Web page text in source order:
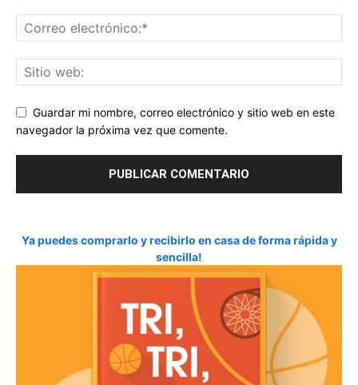
Guardar mi nombre, correo electrónico y sitio web en este
navegador la próxima vez que comente.
Ya puedes comprarlo y recibirlo en casa de forma rápida y
sencilla!